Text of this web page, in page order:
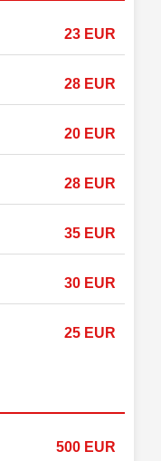
23 EUR
28 EUR
20 EUR
28 EUR
35 EUR
30 EUR
25 EUR
500 EUR